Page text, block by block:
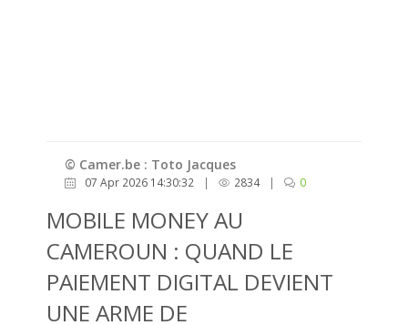
© Camer.be : Toto Jacques
07 Apr 2026 14:30:32 | 2834 | 0
MOBILE MONEY AU
CAMEROUN : QUAND LE
PAIEMENT DIGITAL DEVIENT
UNE ARME DE